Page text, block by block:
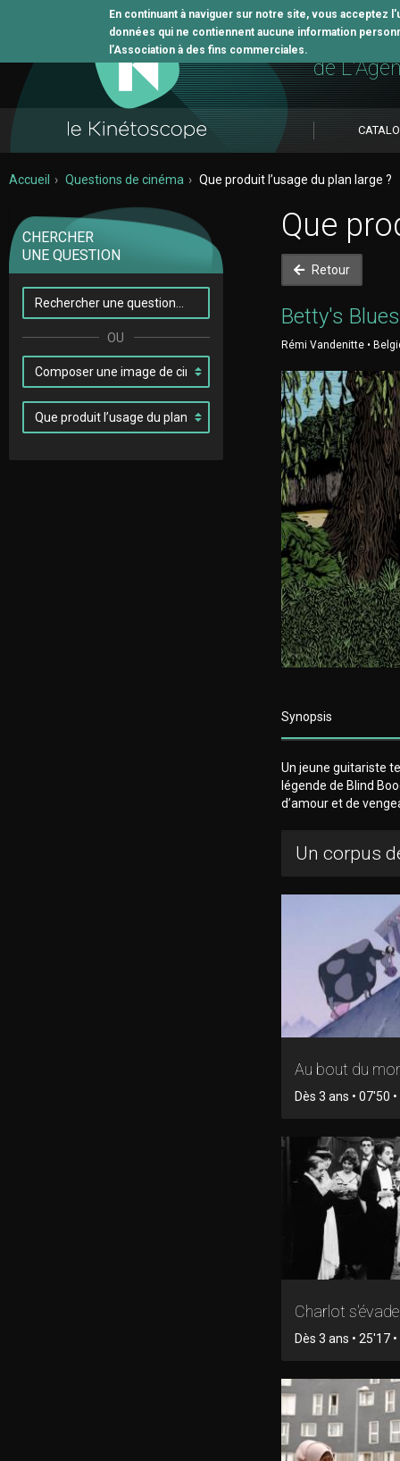
En continuant à naviguer sur notre site, vous
données qui ne contiennent aucune information
l’Association à des fins commerciales. L'outil
de
Accueil Questions de cinéma Que produit l’usage du plan large ?
CHERCHER
UNE QUESTION
Que
Retour
Betty's Blues
Rémi Vandenitte •
Synopsis
Un jeune guitariste
légende de Blind
d’amour et de
Un corpus
Au bout du
Dès 3 ans • 07'50
Charlot s'évade
Dès 3 ans • 25'17